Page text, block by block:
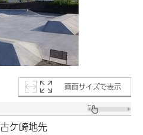
画面サイズで表示
ケ崎地先